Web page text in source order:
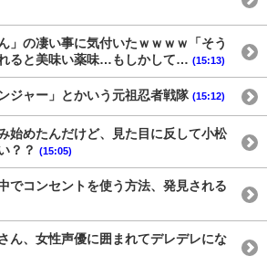
」の凄い事に気付いたｗｗｗｗ「そう
ると美味い薬味…もしかして… (15:13)
ジャー」とかいう元祖忍者戦隊 (15:12)
始めたんだけど、見た目に反して小松
？？ (15:05)
でコンセントを使う方法、発見される
ん、女性声優に囲まれてデレデレにな